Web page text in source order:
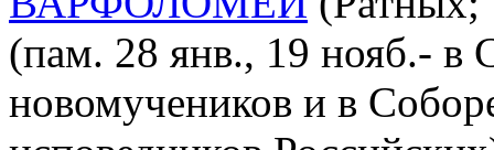
(пам. 28 янв., 19 нояб.- в
новомучеников и в